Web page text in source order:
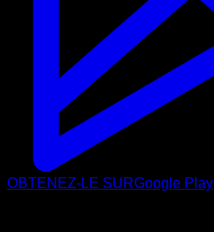
OBTENEZ-LE SURGoogle Play